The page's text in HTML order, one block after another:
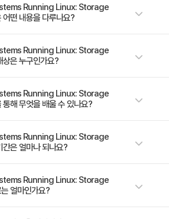
Running Linux: Storage
떤 내용을 다루나요?
환경에서의 스토리지 관리기술에 대하여 학습
스토리지 장치에 대해 실습할 수 있는 기회
학습합니다.
Running Linux: Storage
은 누구인가요?
자, Linux 기술지원 담당자, Linux 개발자,
템 설계자, 엔지니어
Running Linux: Storage
해 무엇을 배울 수 있나요?
교육 목적을 달성할 수 있습니다. • Power
배포에 대한 스토리지 옵션 학습 • 스토리지 구
Linux 및 하드웨어 RAID 솔루션 차별화 • 구성
Running Linux: Storage
은 얼마나 되나요?
교육 페이지에서 확인하실 수 있습니다.
Running Linux: Storage
얼마인가요?